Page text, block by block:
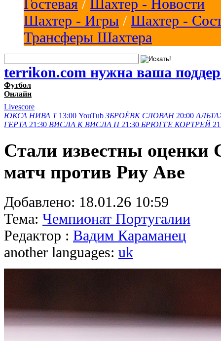
Гостевая / Шахтер - Новости
Шахтер - Игры / Шахтер -
Трансферы Шахтера
terrikon.com нужна ваша
Футбол
Онлайн
Livescore
ЮКСА НИВА Т 13:00 YouTub ЗБРОЁВК СЛОВАН 20:00
ГЕРТА 21:30 ВИСЛА K ВИСЛА П 21:30 БРЮГГЕ КОРТРЕЙ
Стали известны оценки
матч против Риу Аве
Добавлено: 18.01.26 10:59
Тема: Чемпионат Португалии
Редактор : Вадим Караманец
another languages: uk